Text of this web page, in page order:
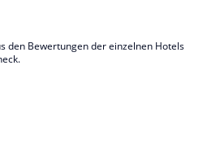
den Bewertungen der einzelnen Hotels